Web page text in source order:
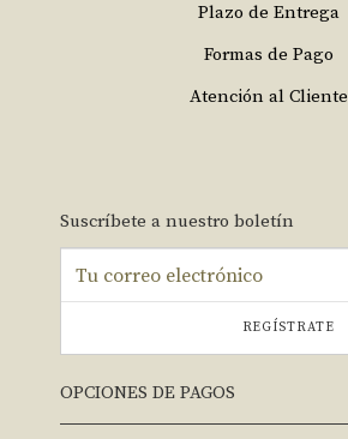
Plazo de Entrega
Formas de Pago
Atención al Cliente
Suscríbete a nuestro boletín
REGÍSTRATE
OPCIONES DE PAGOS